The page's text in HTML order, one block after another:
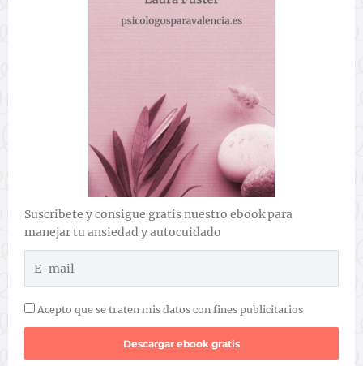
Suscribete y consigue gratis nuestro ebook para
manejar tu ansiedad y autocuidado
Acepto que se traten mis datos con fines publicitarios